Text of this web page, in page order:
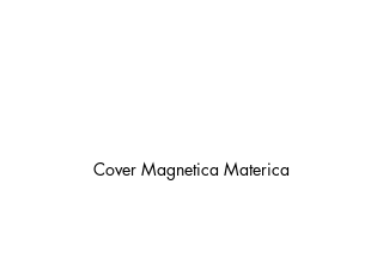
Cover Magnetica Materica